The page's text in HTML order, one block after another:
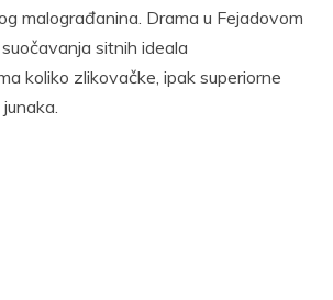
malograđanina. Drama u Fejadovom
sitnih ideala
koliko zlikovačke, ipak superiorne